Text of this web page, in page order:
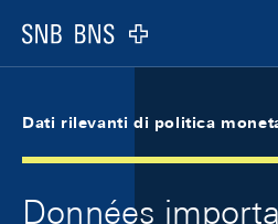
Logo
Dati rilevanti di politica
Données